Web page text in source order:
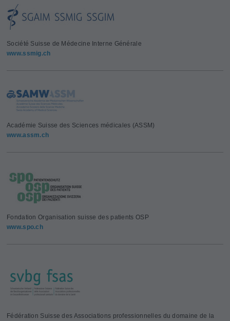
Société Suisse de Médecine Interne Générale
www.ssmig.ch
Académie Suisse des Sciences médicales (ASSM)
www.assm.ch
Fondation Organisation suisse des patients OSP
www.spo.ch
Fédération Suisse des Associations professionnelles du domaine de la